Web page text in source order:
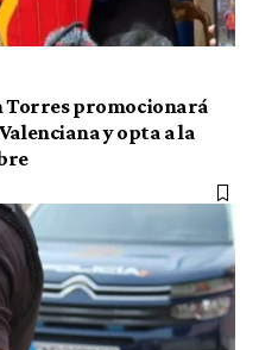
Torres promocionará
y opta a la